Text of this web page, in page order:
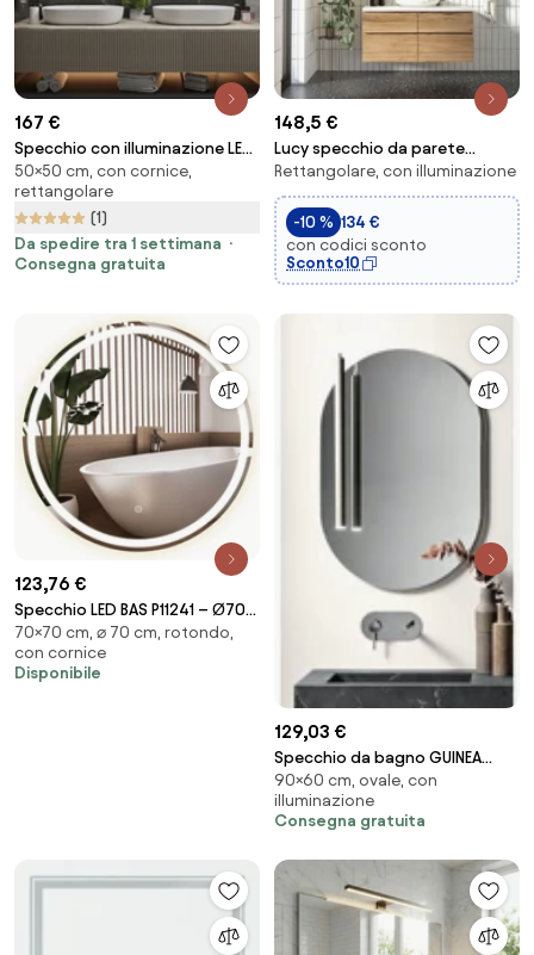
167 €
Specchio con illuminazione LED
M5
50×50 cm, con cornice,
rettangolare
(1)
Da spedire tra 1 settimana
Consegna gratuita
148,5 €
Lucy specchio da parete
rettangolare retro-illuminato
con interrutt...
Rettangolare, con illuminazione
-10 % 134 €
con codici sconto
Sconto10
123,76 €
Specchio LED BAS P11241 – Ø70
cm
70×70 cm, ⌀ 70 cm, rotondo,
con cornice
Disponibile
129,03 €
Specchio da bagno GUINEA
60X90 cm Ovale
90×60 cm, ovale, con
illuminazione
Consegna gratuita